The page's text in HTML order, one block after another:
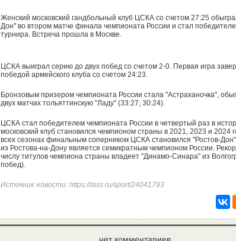
Женский московский гандбольный клуб ЦСКА со счетом 27:25
Дон" во втором матче финала чемпионата России и стал
турнира. Встреча прошла в Москве.
ЦСКА выиграл серию до двух побед со счетом 2-0. Первая игра
победой армейского клуба со счетом 24:23.
Бронзовым призером чемпионата России стала "Астраханочка",
двух матчах тольяттинскую "Ладу" (33:27, 30:24).
ЦСКА стал победителем чемпионата России в четвертый раз в
московский клуб становился чемпионом страны в 2021, 2023 и 2024
всех сезонах финальным соперником ЦСКА становился "Ростов-
из Ростова-на-Дону является семикратным чемпионом России.
числу титулов чемпиона страны владеет "Динамо-Синара" из
побед).
Источник новости: https://tass.ru/sport/24041793